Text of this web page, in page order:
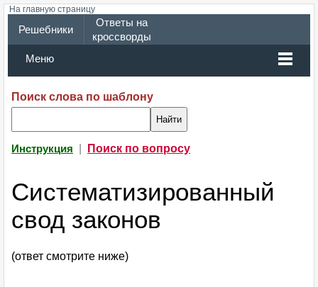
На главную страницу
Решебники
Ответы на
кроссворды
Меню
Поиск слова по шаблону
Инструкция Поиск по вопросу
Систематизированный
свод законов
(ответ смотрите ниже)